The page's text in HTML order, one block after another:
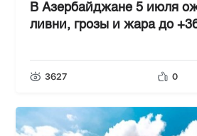
В Азербайджане 5 июля
ливни, грозы и жара до
3627 0